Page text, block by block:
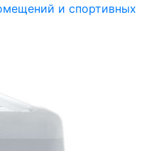
и спортивных